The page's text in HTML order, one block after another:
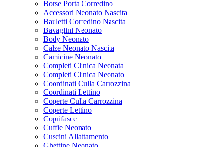
Borse Porta Corredino
Accessori Neonato Nascita
Bauletti Corredino Nascita
Bavaglini Neonato
Body Neonato
Calze Neonato Nascita
Camicine Neonato
Completi Clinica Neonata
Completi Clinica Neonato
Coordinati Culla Carrozzina
Coordinati Lettino
Coperte Culla Carrozzina
Coperte Lettino
Coprifasce
Cuffie Neonato
Cuscini Allattamento
Ghettine Neonato